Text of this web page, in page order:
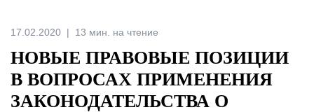
Italiano
17.02.2020 13 мин. на чтение
НОВЫЕ ПРАВОВЫЕ ПОЗИЦИИ
В ВОПРОСАХ ПРИМЕНЕНИЯ
ЗАКОНОДАТЕЛЬСТВА О